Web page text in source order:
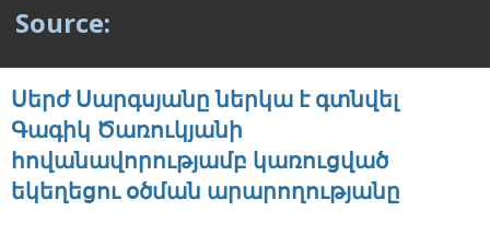
Source:
Սերժ Սարգսյանը ներկա է գտնվել
Գագիկ Ծառուկյանի
հովանավորությամբ կառուցված
եկեղեցու օծման արարողությանը